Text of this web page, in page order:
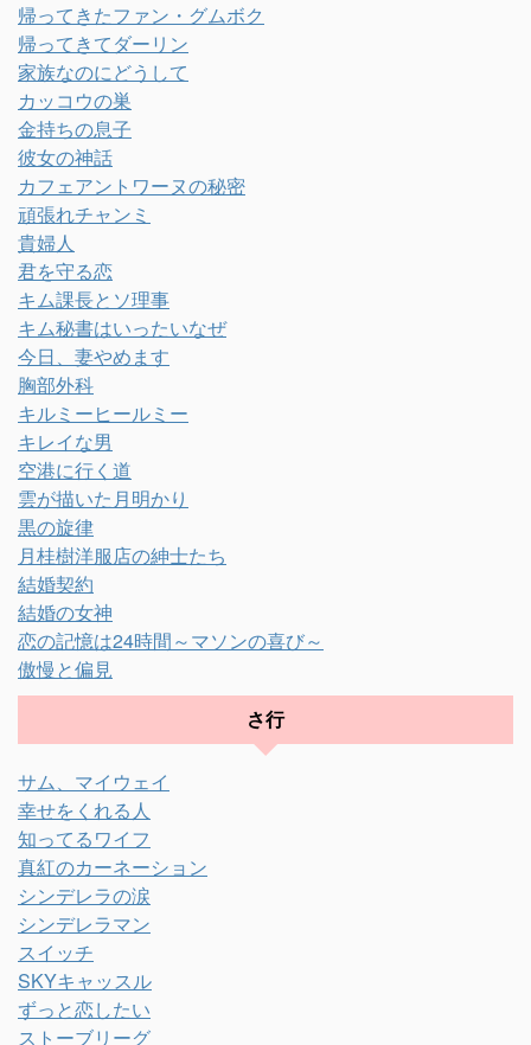
帰ってきたファン・グムボク
帰ってきてダーリン
家族なのにどうして
カッコウの巣
金持ちの息子
彼女の神話
カフェアントワーヌの秘密
頑張れチャンミ
貴婦人
君を守る恋
キム課長とソ理事
キム秘書はいったいなぜ
今日、妻やめます
胸部外科
キルミーヒールミー
キレイな男
空港に行く道
雲が描いた月明かり
黒の旋律
月桂樹洋服店の紳士たち
結婚契約
結婚の女神
恋の記憶は24時間～マソンの喜び～
傲慢と偏見
さ行
サム、マイウェイ
幸せをくれる人
知ってるワイフ
真紅のカーネーション
シンデレラの涙
シンデレラマン
スイッチ
SKYキャッスル
ずっと恋したい
ストーブリーグ